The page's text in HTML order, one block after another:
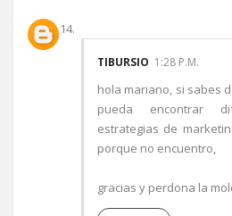
TIBURSIO 1:28 P.M.
hola mariano, si sabes
pueda encontrar
estrategias de
porque no encuentro,
gracias y perdona la